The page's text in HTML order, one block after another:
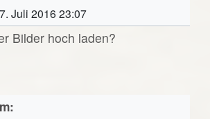
Juli 2016 23:07
Bilder hoch laden?